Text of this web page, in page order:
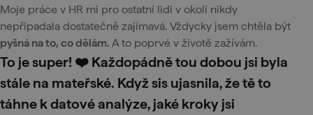
Moje práce v HR mi pro ostatní lidi v okolí nikdy
nepřipadala dostatečně zajímavá. Vždycky jsem chtěla být
pyšná na to, co dělám. A to poprvé v životě zažívám.
To je super! ❤️ Každopádně tou dobou jsi byla
stále na mateřské. Když sis ujasnila, že tě to
táhne k datové analýze, jaké kroky jsi